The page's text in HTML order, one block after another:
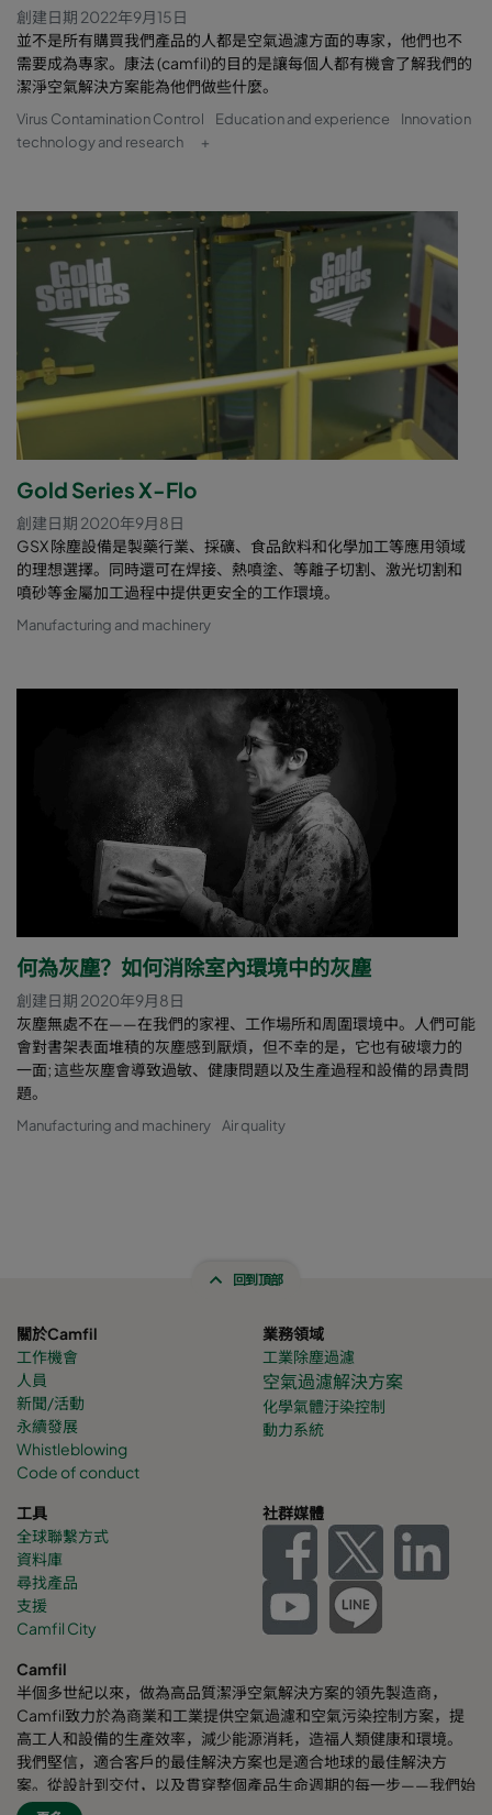
創建日期 2022年9月15日
並不是所有購買我們產品的人都是空氣過濾方面的專家，他們也不
需要成為專家。康法 (camfil)的目的是讓每個人都有機會了解我們的
潔淨空氣解決方案能為他們做些什麼。
Virus Contamination Control Education and experience
Innovation
technology and research
+
Gold Series X-Flo
創建日期 2020年9月8日
GSX 除塵設備是製藥行業、採礦、食品飲料和化學加工等應用領域
的理想選擇。同時還可在焊接、熱噴塗、等離子切割、激光切割和
噴砂等金屬加工過程中提供更安全的工作環境。
Manufacturing and machinery
何為灰塵？如何消除室內環境中的灰塵
創建日期 2020年9月8日
灰塵無處不在——在我們的家裡、工作場所和周圍環境中。人們可能
會對書架表面堆積的灰塵感到厭煩，但不幸的是，它也有破壞力的
一面; 這些灰塵會導致過敏、健康問題以及生產過程和設備的昂貴問
題。
Manufacturing and machinery Air quality
回到頂部
關於Camfil
工作機會
人員
新聞/活動
永續發展
Whistleblowing
Code of conduct
業務領域
工業除塵過濾
空氣過濾解決方案
化學氣體汙染控制
動力系統
工具
全球聯繫方式
資料庫
尋找產品
支援
Camfil City
社群媒體
Camfil
半個多世紀以來，做為高品質潔淨空氣解決方案的領先製造商，
Camfil致力於為商業和工業提供空氣過濾和空氣污染控制方案，提
高工人和設備的生產效率，減少能源消耗，造福人類健康和環境。
我們堅信，適合客戶的最佳解決方案也是適合地球的最佳解決方
案。從設計到交付，以及貫穿整個產品生命週期的每一步——我們始
終考慮我們的事業對周圍員工乃至對整個世界的影響。我們採用全